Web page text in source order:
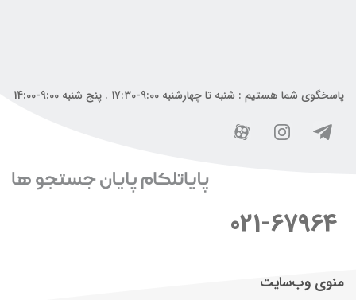
پاسخگوی شما هستیم : شنبه تا چهارشنبه 9:00-17:30 . پنج شنبه 9:00-14:00
021-67964
منوی وب‌سایت